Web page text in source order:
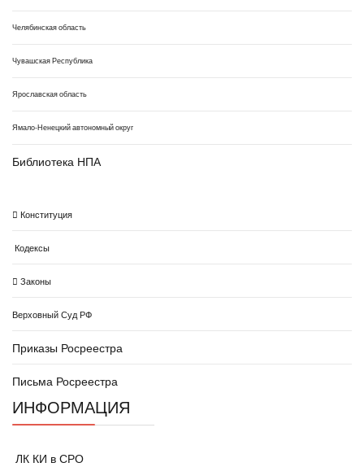
Челябинская область
Чувашская Республика
Ярославская область
Ямало-Ненецкий автономный округ
Библиотека НПА
Конституция
Кодексы
Законы
Верховный Суд РФ
Приказы Росреестра
Письма Росреестра
ИНФОРМАЦИЯ
ЛК КИ в СРО